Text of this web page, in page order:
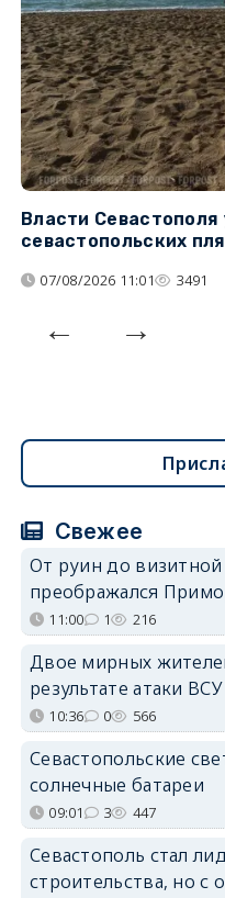
Власти
севастопольских
07/08/2026 11:01 3491
Свежее
От руин до визитной
преображался
11:00 1 216
Двое мирных
результате атаки
10:36 0 566
Севастопольские
солнечные батареи
09:01 3 447
Севастополь стал
строительства, но